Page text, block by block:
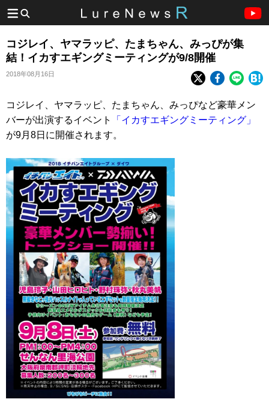
コジレイ、ヤマラッピ、たまちゃん、みっぴが集
結！イカすエギングミーティングが9/8開催
2018年08月16日
コジレイ、ヤマラッピ、たまちゃん、みっぴなど豪華メン
バーが出演するイベント
「イカすエギングミーティング」
が9月8日に開催されます。